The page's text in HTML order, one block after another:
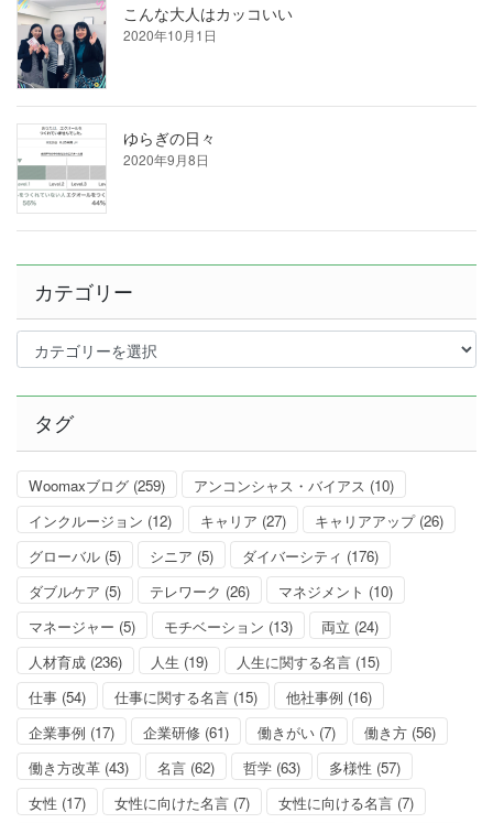
こんな大人はカッコいい
2020年10月1日
ゆらぎの日々
2020年9月8日
カテゴリー
テ
タグ
Woomaxブログ (259) アンコンシャス・バイアス (10)
インクルージョン (12) キャリア (27) キャリアアップ(26)
グローバル (5) シニア (5) ダイバーシティ (176)
ダブルケア (5) テレワーク (26) マネジメント (10)
マネージャー (5) モチベーション (13) 両立 (24)
人材育成 (236) 人生 (19) 人生に関する名言 (15)
仕事 (54) 仕事に関する名言 (15) 他社事例 (16)
企業事例 (17) 企業研修 (61) 働きがい (7) 働き方 (56)
働き方改革 (43) 名言 (62) 哲学 (63) 多様性 (57)
女性 (17) 女性に向けた名言 (7) 女性に向ける名言 (7)